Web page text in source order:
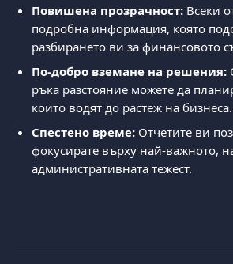
Повишена прозрачност: Всеки
подробна информация, която
разбирането ви за финансовото
По-добро вземане на решения:
ръка разстояние можете да
които водят до растеж на бизнеса.
Спестено време: Отчетите ви
фокусирате върху най-важното,
административната тежест.